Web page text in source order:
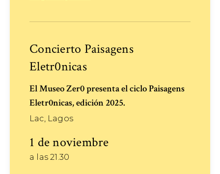
Concierto Paisagens
Eletr0nicas
El Museo Zer0 presenta el ciclo Paisagens
Eletr0nicas, edición 2025.
Lac, Lagos
1 de noviembre
a las 21.30